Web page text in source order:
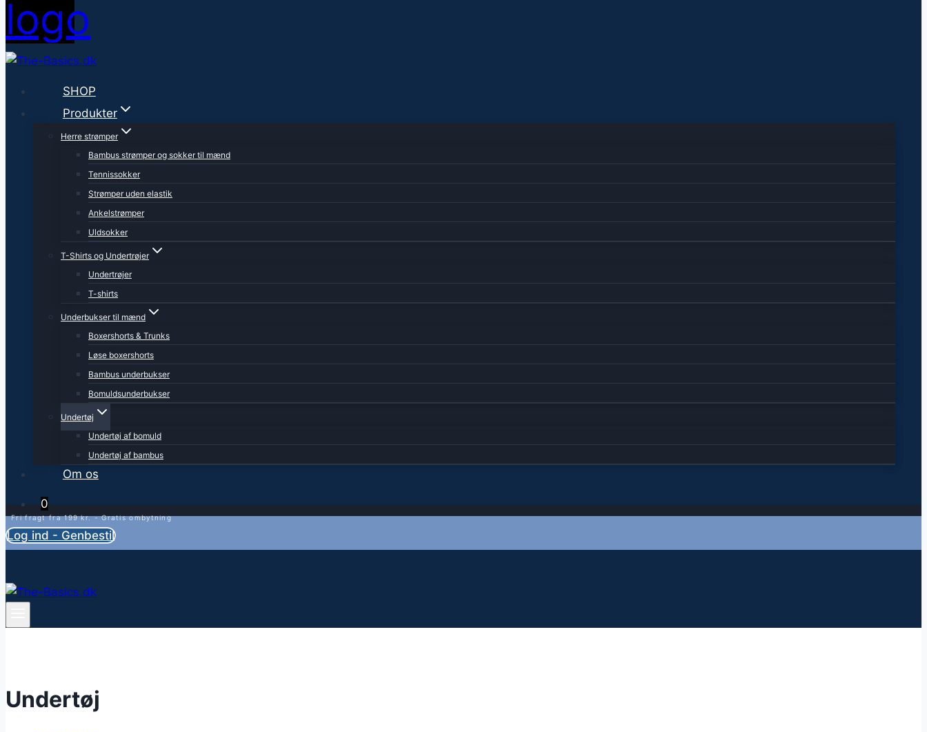
SHOP
Produkter
Herre strømper
Bambus strømper og sokker til mænd
Tennissokker
Strømper uden elastik
Ankelstrømper
Uldsokker
T-Shirts og Undertrøjer
Undertrøjer
T-shirts
Underbukser til mænd
Boxershorts & Trunks
Løse boxershorts
Bambus underbukser
Bomuldsunderbukser
Undertøj
Undertøj af bomuld
Undertøj af bambus
Om os
0
Fri fragt fra 199 kr. - Gratis ombytning
Log ind - Genbestil
Undertøj